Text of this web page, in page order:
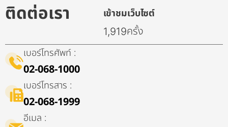
ติดต่อเรา เข้าชมเว็บไซต์
1,919ครั้ง
เบอร์โทรศัพท์ :
02-068-1000
เบอร์โทรสาร :
02-068-1999
อีเมล :